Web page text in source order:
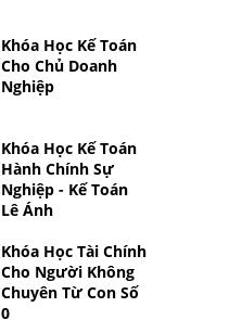
Khóa Học Kế Toán
Cho Chủ Doanh
Nghiệp
Khóa Học Kế Toán
Hành Chính Sự
Nghiệp - Kế Toán
Lê Ánh
Khóa Học Tài Chính
Cho Người Không
Chuyên Từ Con Số
0